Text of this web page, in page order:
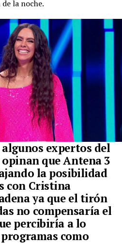
la noche.
expertos del
que Antena 3
la posibilidad
con Cristina
ya que el tirón
no compensaría el
percibiría a lo
como